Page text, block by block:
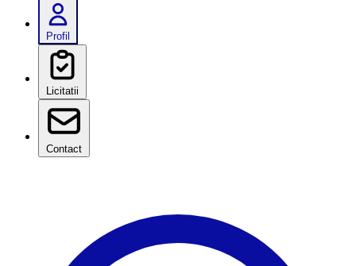
Profil
Licitatii
Contact